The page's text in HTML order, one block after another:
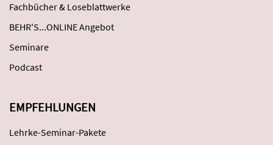
Fachbücher & Loseblattwerke
BEHR'S...ONLINE Angebot
Seminare
Podcast
EMPFEHLUNGEN
Lehrke-Seminar-Pakete